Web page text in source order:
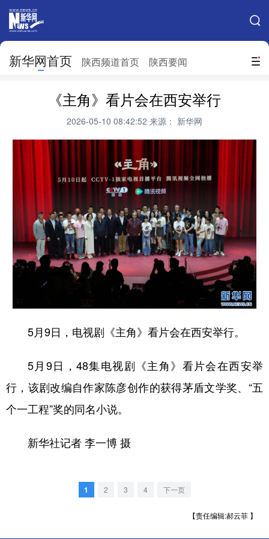
搜索
新华网首页 陕西频道首页 陕西要闻
网站地图
天津 河北
浙江
山东 河南 湖北
广东 广西 海南 重庆
四川 贵州 云南 西藏
陕西 甘肃 青海 宁夏
新疆 内蒙古
《主角》看片会在西安举行
2026-05-10 08:42:52 来源： 新华网
5月9日，电视剧《主角》看片会在西安举行。
5月9日，48集电视剧《主角》看片会在西安举
行，该剧改编自作家陈彦创作的获得茅盾文学奖、“五
个一工程”奖的同名小说。
新华社记者 李一博 摄
1 2 3 4 下一页
【责任编辑:郝云菲 】